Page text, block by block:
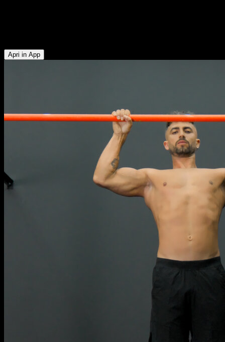
Apri in App